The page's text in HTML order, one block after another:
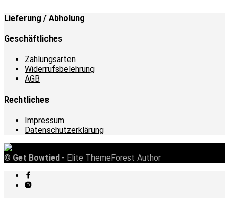
Lieferung / Abholung
Geschäftliches
Zahlungsarten
Widerrufsbelehrung
AGB
Rechtliches
Impressum
Datenschutzerklärung
© Get Bowtied - Elite ThemeForest Author